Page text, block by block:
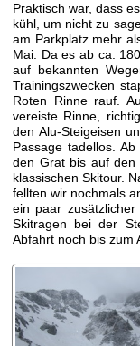
Praktisch war, dass
kühl, um nicht zu
am Parkplatz mehr
Mai. Da es ab ca.
auf bekannten
Trainingszwecken
Roten Rinne rauf.
vereiste Rinne,
den Alu-Steigeisen
Passage tadellos.
den Grat bis auf den
klassischen Skitour.
fellten wir nochmals
ein paar
Skitragen bei der
Abfahrt noch bis zum